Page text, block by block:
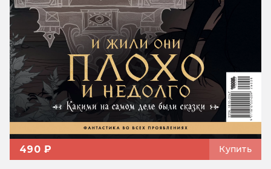
490 ₽ Купить